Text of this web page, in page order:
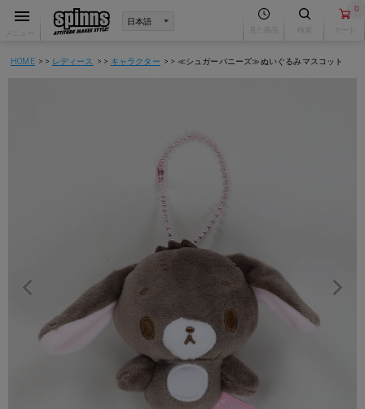
0
HOME レディース キャラクター ≪シュガーバニーズ≫ぬいぐるみマスコット